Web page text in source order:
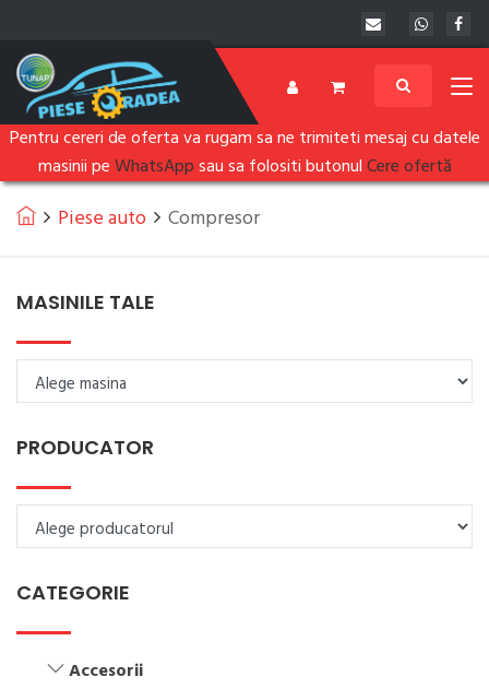
Pentru cereri de oferta va rugam sa ne trimiteti mesaj cu datele
masinii peWhatsAppsau sa folositi butonulCere ofertă
Piese auto Compresor
MASINILE TALE
PRODUCATOR
CATEGORIE
Accesorii